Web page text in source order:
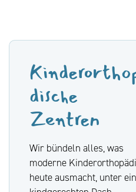
dische
Zentren
Wir bündeln alles, was
moderne
heute ausmacht, unter